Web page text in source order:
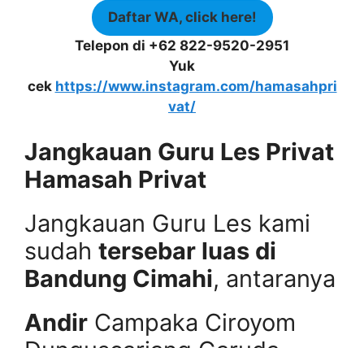
Daftar WA, click here!
Telepon di +62 822-9520-2951
Yuk
cek https://www.instagram.com/hamasahpri
vat/
Jangkauan Guru Les Privat
Hamasah Privat
Jangkauan Guru Les kami
sudah tersebar luas di
Bandung Cimahi, antaranya
Andir Campaka Ciroyom